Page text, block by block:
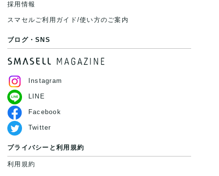
採用情報
スマセルご利用ガイド/使い方のご案内
ブログ・SNS
Instagram
LINE
Facebook
Twitter
プライバシーと利用規約
利用規約